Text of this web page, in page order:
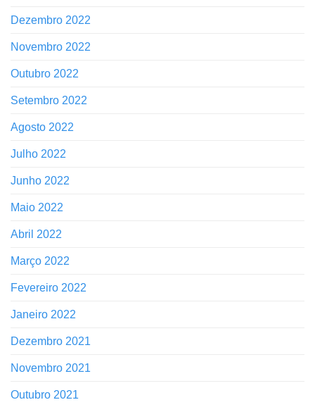
Dezembro 2022
Novembro 2022
Outubro 2022
Setembro 2022
Agosto 2022
Julho 2022
Junho 2022
Maio 2022
Abril 2022
Março 2022
Fevereiro 2022
Janeiro 2022
Dezembro 2021
Novembro 2021
Outubro 2021